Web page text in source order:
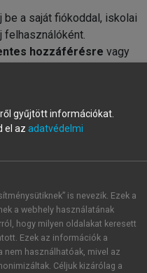
a saját fiókoddal, iskolai
felhasználóként.
hozzáférésre vagy
létre új fiókot.
automatikusan
gyűjtött információkat.
el az adatvédelmi
is nevezik. Ezek a
a webhely használatának
hogy milyen oldalakat keresett
Ezek az információk a
használhatóak, mivel az
Céljuk kizárólag a